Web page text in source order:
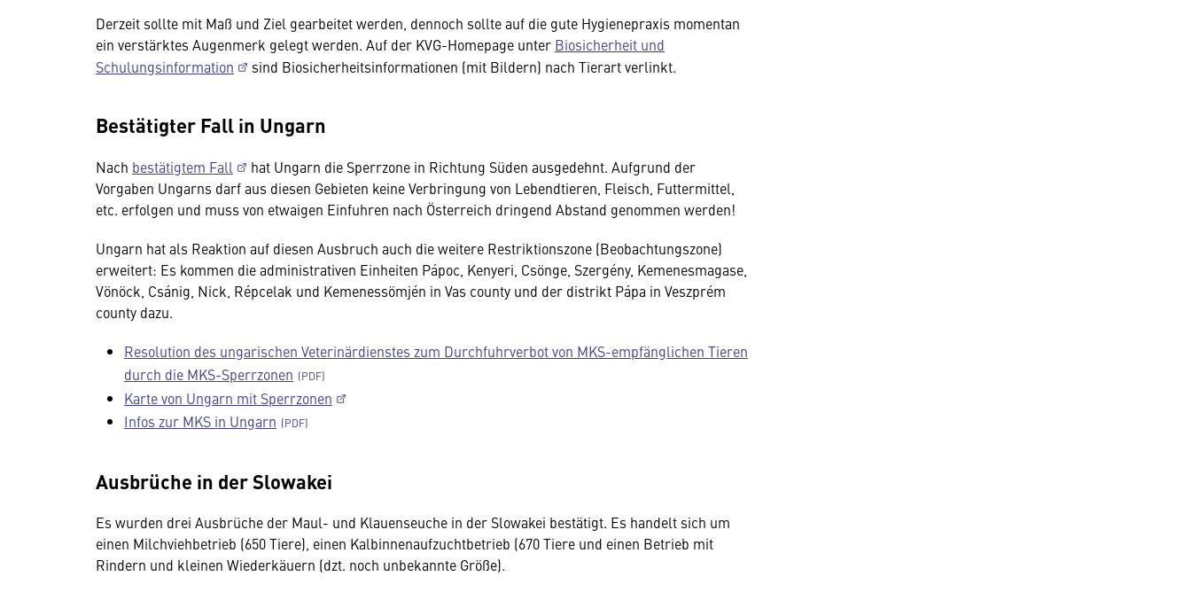
Derzeit sollte mit Maß und Ziel gearbeitet werden, dennoch sollte auf die gute Hygienepraxis momentan
ein verstärktes Augenmerk gelegt werden. Auf der KVG-Homepage unter Biosicherheit und
Schulungsinformation
sind Biosicherheitsinformationen (mit Bildern) nach Tierart verlinkt.
Bestätigter Fall in Ungarn
Nach bestätigtem Fall
hat Ungarn die Sperrzone in Richtung Süden ausgedehnt. Aufgrund der
Vorgaben Ungarns darf aus diesen Gebieten keine Verbringung von Lebendtieren, Fleisch, Futtermittel,
etc. erfolgen und muss von etwaigen Einfuhren nach Österreich dringend Abstand genommen werden!
Ungarn hat als Reaktion auf diesen Ausbruch auch die weitere Restriktionszone (Beobachtungszone)
erweitert: Es kommen die administrativen Einheiten Pápoc, Kenyeri, Csönge, Szergény, Kemenesmagase,
Vönöck, Csánig, Nick, Répcelak und Kemenessömjén in Vas county und der distrikt Pápa in Veszprém
county dazu.
Resolution des ungarischen Veterinärdienstes zum Durchfuhrverbot von MKS-empfänglichen Tieren
durch die MKS-Sperrzonen
Karte von Ungarn mit Sperrzonen
Infos zur MKS in Ungarn
Ausbrüche in der Slowakei
Es wurden drei Ausbrüche der Maul- und Klauenseuche in der Slowakei bestätigt. Es handelt sich um
einen Milchviehbetrieb (650 Tiere), einen Kalbinnenaufzuchtbetrieb (670 Tiere und einen Betrieb mit
Rindern und kleinen Wiederkäuern (dzt. noch unbekannte Größe).